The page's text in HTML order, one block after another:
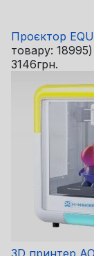
Проєктор
товару: 18995)
3146грн.
3D принтер